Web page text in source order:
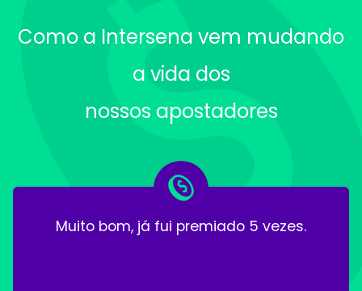
Como a Intersena vem mudando
a vida dos
nossos apostadores
Muito bom, já fui premiado 5 vezes.